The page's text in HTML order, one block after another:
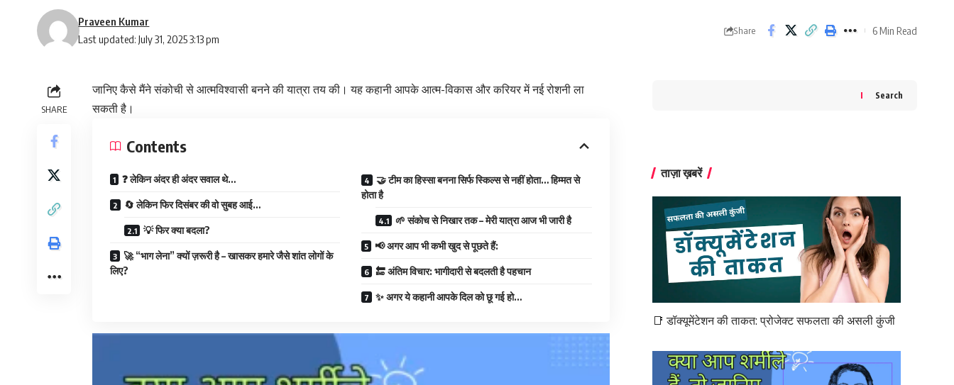
Last updated: July 31, 2025 3:13 pm
Praveen Kumar
Share 6 Min Read
SHARE
जानिए कैसे मैंने संकोची से आत्मविश्वासी बनने की यात्रा तय की। यह कहानी आपके आत्म-विकास और करियर में नई रोशनी ला
सकती है।
Contents
❓ लेकिन अंदर ही अंदर सवाल थे…
🔄 लेकिन फिर दिसंबर की वो सुबह आई…
💡 फिर क्या बदला?
🚀 “भाग लेना” क्यों ज़रूरी है – खासकर हमारे जैसे शांत लोगों के
लिए?
🤝 टीम का हिस्सा बनना सिर्फ स्किल्स से नहीं होता… हिम्मत से
होता है
🌱 संकोच से निखार तक – मेरी यात्रा आज भी जारी है
📢 अगर आप भी कभी खुद से पूछते हैं:
🔚 अंतिम विचार: भागीदारी से बदलती है पहचान
✨ अगर ये कहानी आपके दिल को छू गई हो…
Search
ताज़ा ख़बरें
📑 डॉक्यूमेंटेशन की ताकत: प्रोजेक्ट सफलता की असली कुंजी